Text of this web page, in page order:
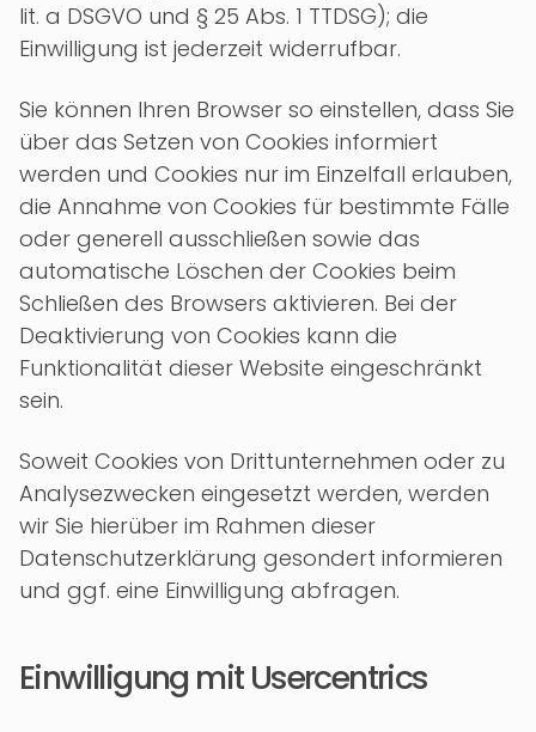
lit. a DSGVO und § 25 Abs. 1 TTDSG); die
Einwilligung ist jederzeit widerrufbar.
Sie können Ihren Browser so einstellen, dass Sie
über das Setzen von Cookies informiert
werden und Cookies nur im Einzelfall erlauben,
die Annahme von Cookies für bestimmte Fälle
oder generell ausschließen sowie das
automatische Löschen der Cookies beim
Schließen des Browsers aktivieren. Bei der
Deaktivierung von Cookies kann die
Funktionalität dieser Website eingeschränkt
sein.
Soweit Cookies von Drittunternehmen oder zu
Analysezwecken eingesetzt werden, werden
wir Sie hierüber im Rahmen dieser
Datenschutzerklärung gesondert informieren
und ggf. eine Einwilligung abfragen.
Einwilligung mit Usercentrics